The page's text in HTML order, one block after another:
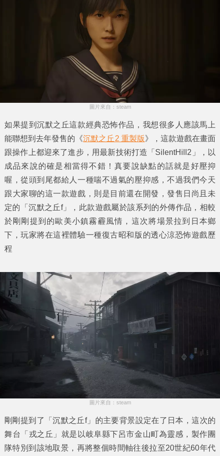
圖片來自：steam
如果提到沉默之丘這款經典恐怖作品，我想很多人應該馬上
能聯想到去年發售的《沉默之丘2 重製版》，這款遊戲在畫面
跟操作上都迎來了進步，用最新技術打造「SilentHill2」，以
成品來說的確是相當得不錯！真要說缺點的話就是好壓抑
喔，從頭到尾都給人一種喘不過氣的壓抑感，不過我們今天
跟大家聊的這一款遊戲，則是目前還在開發，發售日尚且未
定的「沉默之丘f」，此款遊戲屬於該系列的外傳作品，相較
於剛剛提到的歐美小鎮霧霾風情，這次將場景拉到日本鄉
下，玩家將在這裡體驗一種復古昭和版的透心涼恐怖遊戲歷
程
圖片來自：steam
剛剛提到了「沉默之丘f」的主要背景設定在了日本，這次的
舞台「戎之丘」就是以岐阜縣下呂市金山町為靈感，製作團
隊特別到該地取景，再將整個時間軸往後拉至20世紀60年代